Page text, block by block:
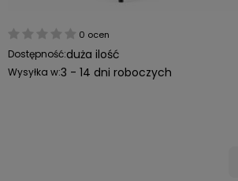
0 ocen
Dostępność:duża ilość
Wysyłka w:3 - 14 dni roboczych